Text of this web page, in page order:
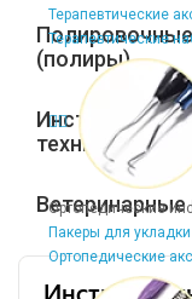
Терапевтические
Терапевтические
Ортопедические
Пакеры для
Ортопедические
(полиры)
Инструменты
техников